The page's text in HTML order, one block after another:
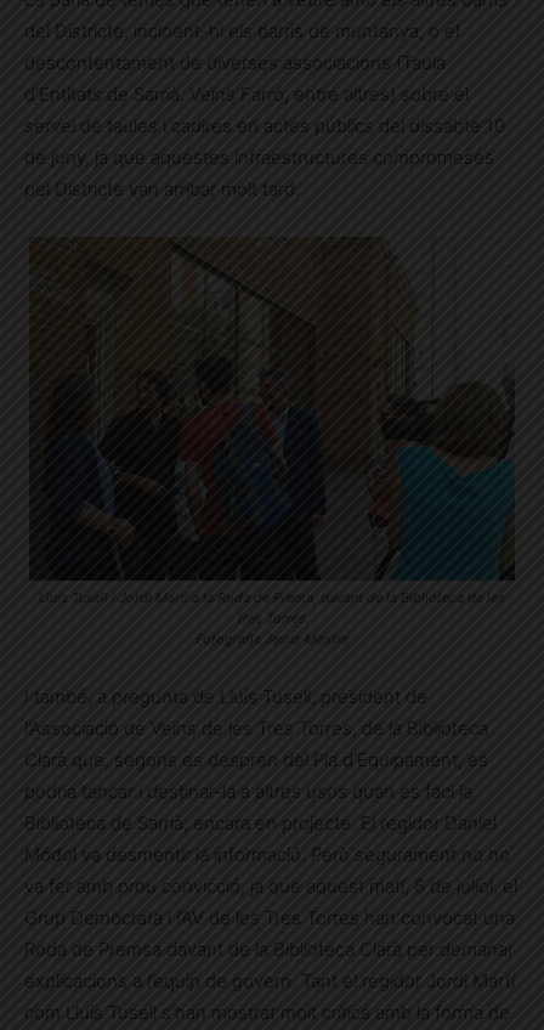
del Districte, incloent-hi els barris de muntanya, o el
descontentament de diverses associacions (Taula
d’Entitats de Sarrià, Veïns Farró, entre altres) sobre el
servei de taules i cadires en actes públics del dissabte 10
de juny, ja que aquestes infraestructures compromeses
pel Districte van arribar molt tard.
Lluís Tusell i Jordi Martí a la Roda de Prema, davant de la Biblioteca de les
Tres Torres.
Fotografia Jesús Mestre
I també, a pregunta de Lluís Tusell, president de
l’Associació de Veïns de les Tres Torres, de la Biblioteca
Clarà que, segons es desprèn del Pla d’Equipament, es
podria tancar i destinar-la a altres usos quan es faci la
Biblioteca de Sarrià, encara en projecte. El regidor Daniel
Módol va desmentir la informació. Però segurament no ho
va fer amb prou convicció, ja que aquest matí, 6 de juliol, el
Grup Demòcrata i l’AV de les Tres Torres han convocat una
Roda de Premsa davant de la Biblioteca Clarà per demanar
explicacions a l’equip de govern. Tant el regidor Jordi Martí
com Lluís Tusell s’han mostrat molt crítics amb la forma de